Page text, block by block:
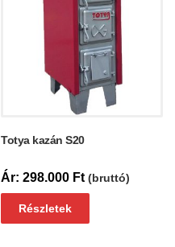
Totya kazán S20
298.000 Ft (bruttó)
Részletek